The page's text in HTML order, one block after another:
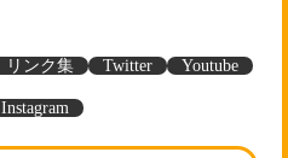
リンク集 Twitter Youtube
Instagram